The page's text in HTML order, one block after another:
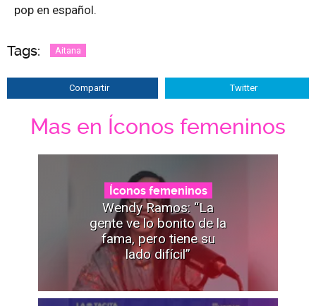
pop en español.
Tags: Aitana
Compartir Twitter
Mas en Íconos femeninos
Íconos femeninos
Wendy Ramos: “La
gente ve lo bonito de la
fama, pero tiene su
lado difícil”